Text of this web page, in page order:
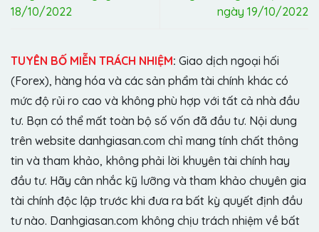
18/10/2022
ngày 19/10/2022
TUYÊN BỐ MIỄN TRÁCH NHIỆM: Giao dịch ngoại hối
(Forex), hàng hóa và các sản phẩm tài chính khác có
mức độ rủi ro cao và không phù hợp với tất cả nhà đầu
tư. Bạn có thể mất toàn bộ số vốn đã đầu tư. Nội dung
trên website danhgiasan.com chỉ mang tính chất thông
tin và tham khảo, không phải lời khuyên tài chính hay
đầu tư. Hãy cân nhắc kỹ lưỡng và tham khảo chuyên gia
tài chính độc lập trước khi đưa ra bất kỳ quyết định đầu
tư nào. Danhgiasan.com không chịu trách nhiệm về bất